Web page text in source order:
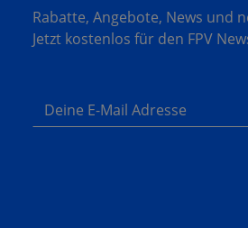
Rabatte, Angebote, News und
Jetzt kostenlos für den FPV
Deine E-Mail Adresse